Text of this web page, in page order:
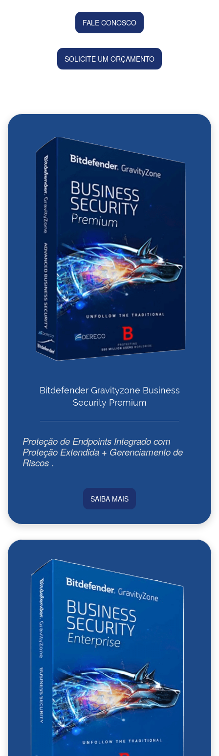
FALE CONOSCO
SOLICITE UM ORÇAMENTO
Bitdefender Gravityzone Business
Security Premium
Proteção de Endpoints Integrado com
Proteção Extendida + Gerenciamento de
Riscos .
SAIBA MAIS